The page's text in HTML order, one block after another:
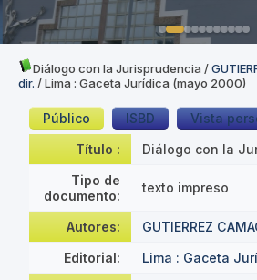
Diálogo con la Jurisprudencia /
dir. / Lima : Gaceta Jurídica (mayo 2000)
Público ISBD
Vista
Título :
Diálogo con la
Tipo de
documento:
texto impreso
Autores:
GUTIERREZ
Editorial:
Lima : Gaceta